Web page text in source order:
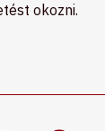
okozni.